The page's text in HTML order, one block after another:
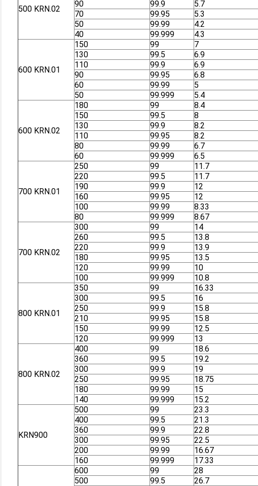
500 KRN.02
90
99.9
5.7
70
99.95
5.3
50
99.99
4.2
40
99.999 4.3
600 KRN.01
150 99 7
130 99.5
6.9
110
99.9
6.9
90
99.95
6.8
60
99.99
5
50
99.999 5.4
600 KRN.02
180 99 8.4
150 99.5
8
130
99.9
8.2
110
99.95
8.2
80
99.99
6.7
60
99.999 6.5
700 KRN.01
250 99 11.7
220 99.5
11.7
190
99.9
12
160
99.95
12
100
99.99
8.33
80
99.999 8.67
700 KRN.02
300 99 14
260 99.5
13.8
220
99.9
13.9
180
99.95
13.5
120
99.99
10
100
99.999 10.8
800 KRN.01
350 99 16.33
300 99.5
16
250
99.9
15.8
210
99.95
15.8
150
99.99
12.5
120
99.999 13
800 KRN.02
400 99 18.6
360 99.5
19.2
300
99.9
19
250
99.95
18.75
180
99.99
15
140
99.999 15.2
KRN900
500 99 23.3
400 99.5
21.3
360
99.9
22.8
300
99.95
22.5
200
99.99
16.67
160
99.999
17.33
600
99
28
500
99.5 26.7